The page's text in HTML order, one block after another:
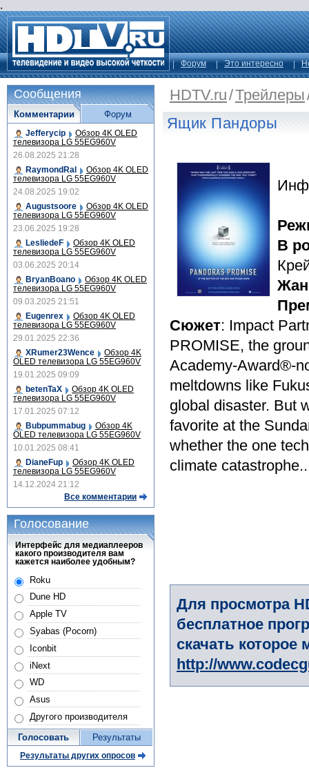
.
Форум Это интересно
HDTV.ru/Трейлеры
Ящик Пандоры
В
Сюжет: Impact
PROMISE, the
Academy-Award®-
meltdowns like
global disaster. But
favorite at the
whether the one
climate
Для просмотра
бесплатное
скачать
http://
Сообщения
Комментарии
Jefferycip Обзор 4K OLED
телевизора LG 55EG960V
26.08.2025 21:28
RaymondRal
Обзор 4K OLED
телевизора LG 55EG960V
24.08.2025 19:02
Augustsoore
Обзор 4K OLED
телевизора LG 55EG960V
23.06.2025 19:28
LesliedeF
Обзор 4K OLED
телевизора LG 55EG960V
03.06.2025 20:14
BryanBoano
Обзор 4K OLED
телевизора LG 55EG960V
09.03.2025 21:51
Eugenrex
Обзор 4K OLED
телевизора LG 55EG960V
29.01.2025 22:36
XRumer23Wence
Обзор 4K
OLED телевизора LG 55EG960V
19.01.2025 09:09
betenTaX
Обзор 4K OLED
телевизора LG 55EG960V
17.01.2025 07:12
Bubpummabug
Обзор 4K
OLED телевизора LG 55EG960V
10.01.2025 08:41
DianeFup
Обзор 4K OLED
телевизора LG 55EG960V
14.12.2024 21:12
Все комментарии
Форум
Голосование
Интерфейс для медиаплееров
какого производителя вам
кажется наиболее удобным?
Roku
Dune HD
Apple TV
Syabas (Pocorn)
Iconbit
iNext
WD
Asus
Другого производителя
Голосовать Результаты
Результаты других опросов